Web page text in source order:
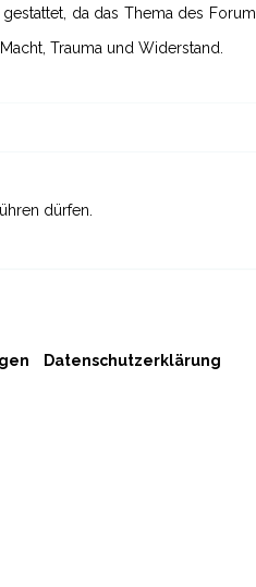
da das Thema des
Trauma und Widerstand.
dürfen.
Datenschutzerklärung